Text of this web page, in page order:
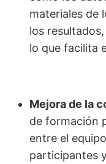
materiales de
los
lo que facilita
Mejora de la
de formación
entre el
participantes